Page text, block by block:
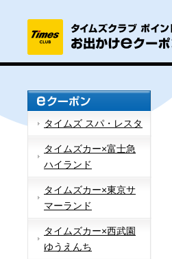
タイムズ スパ・レスタ
タイムズカー×富士急
ハイランド
タイムズカー×東京サ
マーランド
タイムズカー×西武園
ゆうえんち